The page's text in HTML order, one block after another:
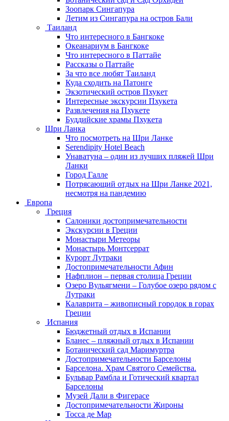
Зоопарк Сингапура
Летим из Сингапура на остров Бали
Таиланд
Что интересного в Бангкоке
Океанариум в Бангкоке
Что интересного в Паттайе
Рассказы о Паттайе
За что все любят Таиланд
Куда сходить на Патонге
Экзотический остров Пхукет
Интересные экскурсии Пхукета
Развлечения на Пхукете
Буддийские храмы Пхукета
Шри Ланка
Что посмотреть на Шри Ланке
Serendipity Hotel Beach
Унаватуна – один из лучших пляжей Шри
Ланки
Город Галле
Потрясающий отдых на Шри Ланке 2021,
несмотря на пандемию
Европа
Греция
Салоники достопримечательности
Экскурсии в Греции
Монастыри Метеоры
Монастырь Монтсеррат
Курорт Лутраки
Достопримечательности Афин
Нафплион – первая столица Греции
Озеро Вульягмени – Голубое озеро рядом с
Лутраки
Калаврита – живописный городок в горах
Греции
Испания
Бюджетный отдых в Испании
Бланес – пляжный отдых в Испании
Ботанический сад Маримуртра
Достопримечательности Барселоны
Барселона. Храм Святого Семейства.
Бульвар Рамбла и Готический квартал
Барселоны
Музей Дали в Фигерасе
Достопримечательности Жироны
Тосса де Мар